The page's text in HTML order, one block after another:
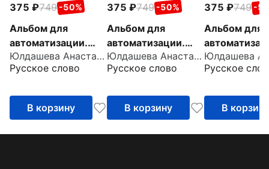
375 749 -50%
Альбом для
автоматизации.
Звук Ш
Юлдашева Анастасия Павловна
Русское слово
В корзину
375 749 -50%
Альбом для
автоматизации.
Звук С
Юлдашева Анастасия Павловна
Русское слово
В корзину
375 749 -
Альбом для
Звук Р
Русское
В корзину